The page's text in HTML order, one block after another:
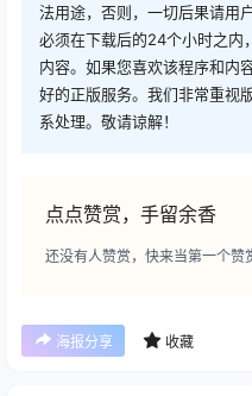
法用途，否则，一切后果请用
必须在下载后的24个小时之内
内容。如果您喜欢该程序和内
好的正版服务。我们非常重视
系处理。敬请谅解！
点点赞赏，手留余香
还没有人赞赏，快来当第一个赞
海报分享 收藏